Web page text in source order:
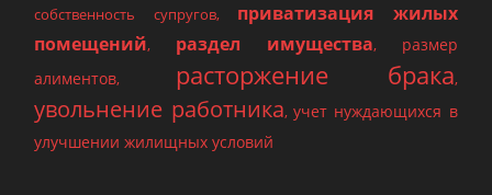
собственность супругов, приватизация жилых
помещений, раздел имущества, размер
алиментов, расторжение брака,
увольнение работника,учет нуждающихся в
улучшении жилищных условий